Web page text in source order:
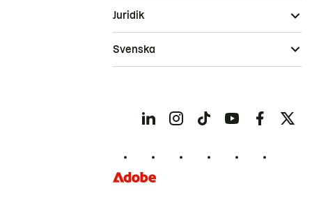
Juridik
Svenska